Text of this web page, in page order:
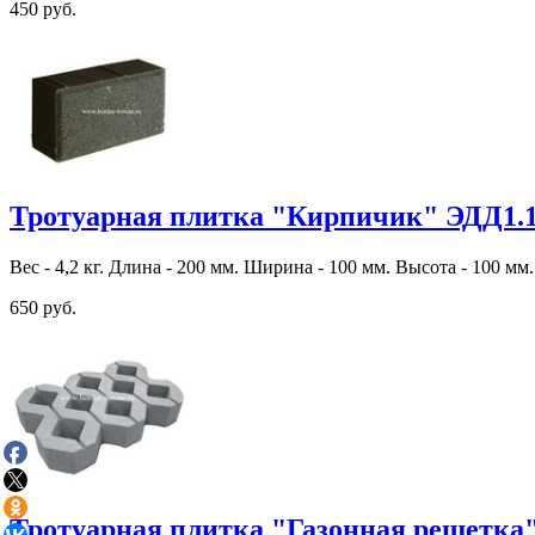
450 руб.
Тротуарная плитка "Кирпичик"
Вес - 4,2 кг. Длина - 200 мм. Ширина - 100 мм. Высота - 100 мм.
650 руб.